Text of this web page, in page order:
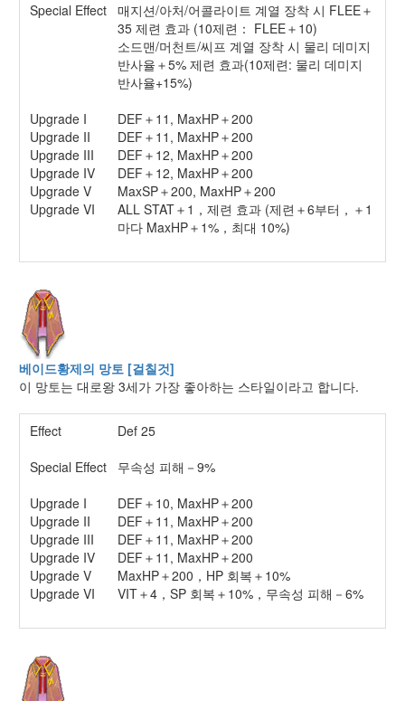
Special Effect 매지션/아처/어콜라이트 계열 장착 시 FLEE＋
35 제련 효과 (10제련： FLEE＋10)
소드맨/머천트/씨프 계열 장착 시 물리 데미지
반사율＋5% 제련 효과(10제련: 물리 데미지
반사율+15%)
Upgrade I
DEF＋11, MaxHP＋200
Upgrade II
DEF＋11, MaxHP＋200
Upgrade III
DEF＋12, MaxHP＋200
Upgrade IV
DEF＋12, MaxHP＋200
Upgrade V
MaxSP＋200, MaxHP＋200
Upgrade VI
ALL STAT＋1，제련 효과 (제련＋6부터，＋1
마다 MaxHP＋1%，최대 10%)
베이드황제의 망토 [걸칠것]
이 망토는 대로왕 3세가 가장 좋아하는 스타일이라고 합니다.
Effect
Def 25
Special Effect
무속성 피해－9%
Upgrade I
DEF＋10, MaxHP＋200
Upgrade II
DEF＋11, MaxHP＋200
Upgrade III
DEF＋11, MaxHP＋200
Upgrade IV
DEF＋11, MaxHP＋200
Upgrade V
MaxHP＋200，HP 회복＋10%
Upgrade VI
VIT＋4，SP 회복＋10%，무속성 피해－6%